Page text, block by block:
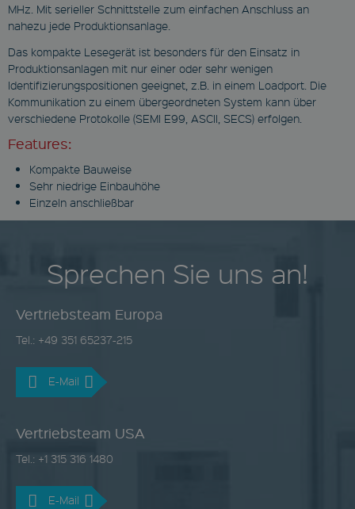
MHz. Mit serieller Schnittstelle zum einfachen Anschluss an
nahezu jede Produktionsanlage.
Das kompakte Lesegerät ist besonders für den Einsatz in
Produktionsanlagen mit nur einer oder sehr wenigen
Identifizierungspositionen geeignet, z.B. in einem Loadport. Die
Kommunikation zu einem übergeordneten System kann über
verschiedene Protokolle (SEMI E99, ASCII, SECS) erfolgen.
Features:
Kompakte Bauweise
Sehr niedrige Einbauhöhe
Einzeln anschließbar
Sprechen Sie uns an!
Vertriebsteam Europa
Tel.: +49 351 65237-215
E-Mail
Vertriebsteam USA
Tel.: +1 315 316 1480
E-Mail